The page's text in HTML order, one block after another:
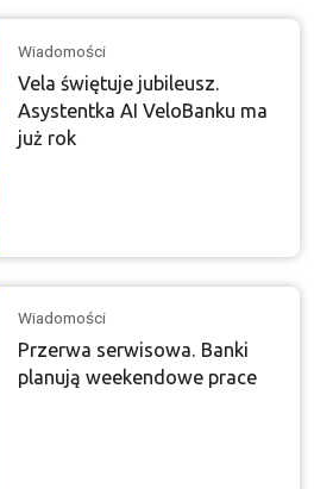
Wiadomości
Vela świętuje jubileusz.
Asystentka AI VeloBanku ma
już rok
Wiadomości
Przerwa serwisowa. Banki
planują weekendowe prace